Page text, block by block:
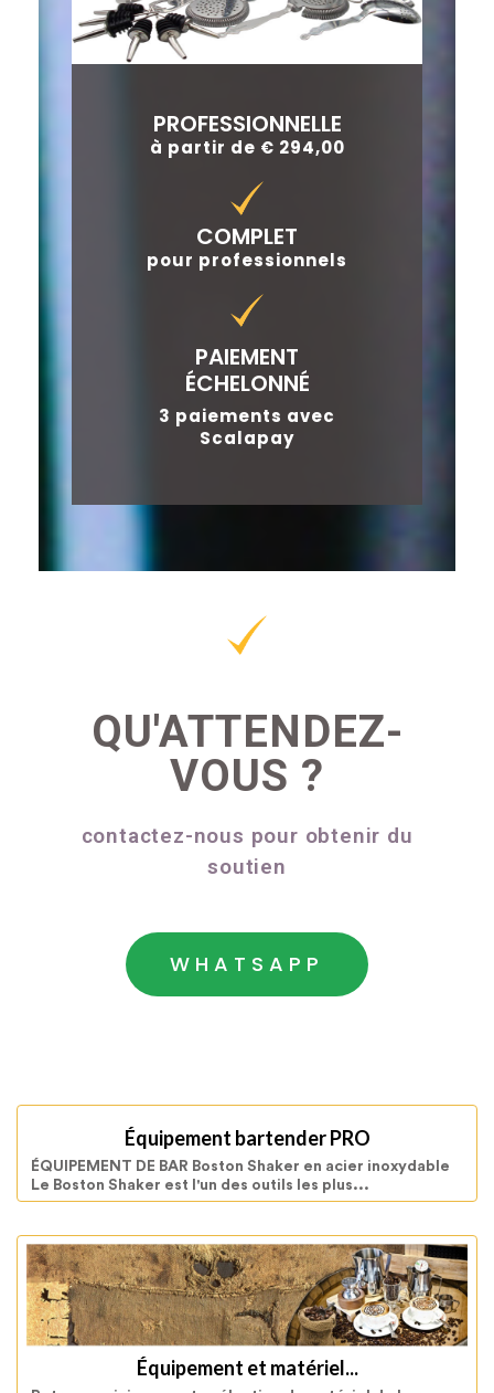
PROFESSIONNELLE
à partir de € 294,00
COMPLET
pour professionnels
PAIEMENT
ÉCHELONNÉ
3 paiements avec
Scalapay
QU'ATTENDEZ-
VOUS ?
contactez-nous pour obtenir du
soutien
WHATSAPP
Équipement bartender PRO
ÉQUIPEMENT DE BAR Boston Shaker en acier inoxydable
Le Boston Shaker est l'un des outils les plus...
Équipement et matériel...